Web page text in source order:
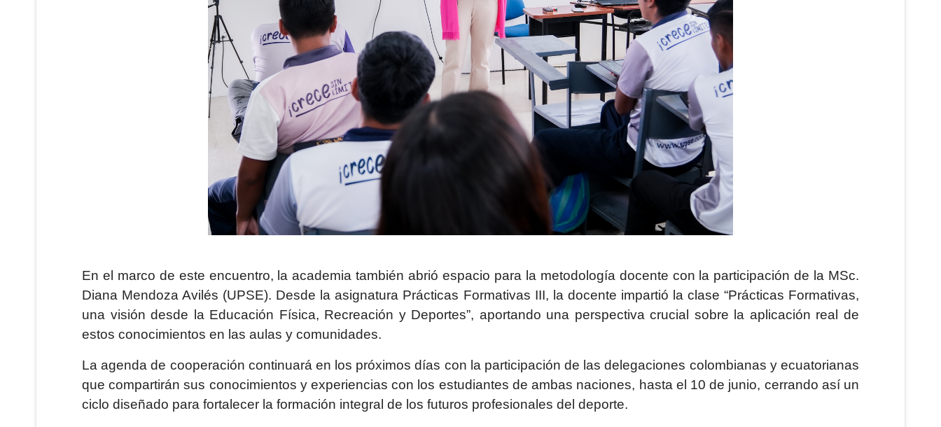
En el marco de este encuentro, la academia también abrió espacio para la metodología docente con la participación de la MSc.
Diana Mendoza Avilés (UPSE). Desde la asignatura Prácticas Formativas III, la docente impartió la clase “Prácticas Formativas,
una visión desde la Educación Física, Recreación y Deportes”, aportando una perspectiva crucial sobre la aplicación real de
estos conocimientos en las aulas y comunidades.
La agenda de cooperación continuará en los próximos días con la participación de las delegaciones colombianas y ecuatorianas
que compartirán sus conocimientos y experiencias con los estudiantes de ambas naciones, hasta el 10 de junio, cerrando así un
ciclo diseñado para fortalecer la formación integral de los futuros profesionales del deporte.